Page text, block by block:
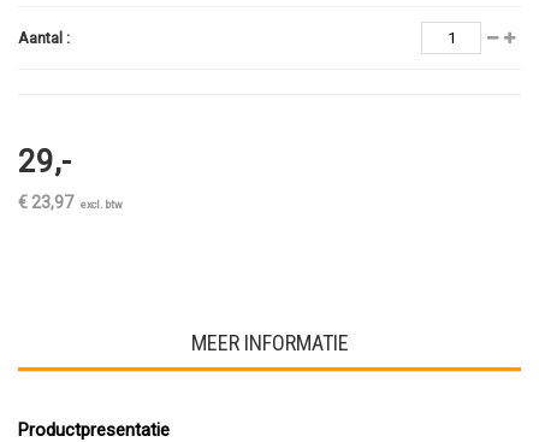
Aantal :
29,-
€ 23,97 excl. btw
MEER INFORMATIE
Productpresentatie